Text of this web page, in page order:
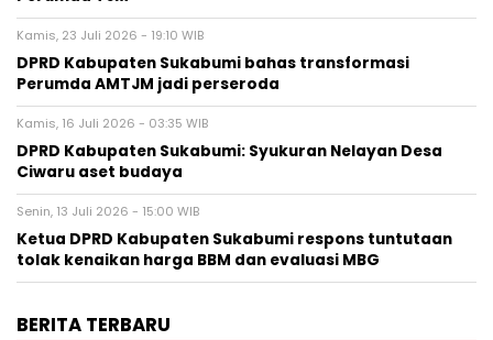
Kamis, 23 Juli 2026 - 19:10 WIB
DPRD Kabupaten Sukabumi bahas transformasi
Perumda AMTJM jadi perseroda
Kamis, 16 Juli 2026 - 03:35 WIB
DPRD Kabupaten Sukabumi: Syukuran Nelayan Desa
Ciwaru aset budaya
Senin, 13 Juli 2026 - 15:00 WIB
Ketua DPRD Kabupaten Sukabumi respons tuntutaan
tolak kenaikan harga BBM dan evaluasi MBG
BERITA TERBARU